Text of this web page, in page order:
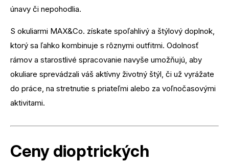
únavy či nepohodlia.
S okuliarmi MAX&Co. získate spoľahlivý a štýlový doplnok,
ktorý sa ľahko kombinuje s rôznymi outfitmi. Odolnosť
rámov a starostlivé spracovanie navyše umožňujú, aby
okuliare sprevádzali váš aktívny životný štýl, či už vyrážate
do práce, na stretnutie s priateľmi alebo za voľnočasovými
aktivitami.
Ceny dioptrických